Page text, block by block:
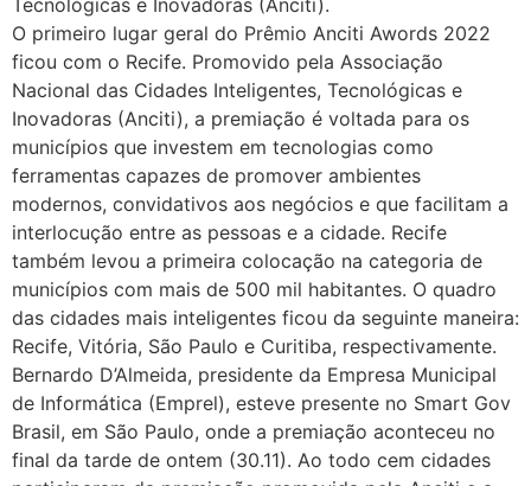
Tecnológicas e Inovadoras (Anciti).
O primeiro lugar geral do Prêmio Anciti Awords 2022
ficou com o Recife. Promovido pela Associação
Nacional das Cidades Inteligentes, Tecnológicas e
Inovadoras (Anciti), a premiação é voltada para os
municípios que investem em tecnologias como
ferramentas capazes de promover ambientes
modernos, convidativos aos negócios e que facilitam a
interlocução entre as pessoas e a cidade. Recife
também levou a primeira colocação na categoria de
municípios com mais de 500 mil habitantes. O quadro
das cidades mais inteligentes ficou da seguinte maneira:
Recife, Vitória, São Paulo e Curitiba, respectivamente.
Bernardo D’Almeida, presidente da Empresa Municipal
de Informática (Emprel), esteve presente no Smart Gov
Brasil, em São Paulo, onde a premiação aconteceu no
final da tarde de ontem (30.11). Ao todo cem cidades